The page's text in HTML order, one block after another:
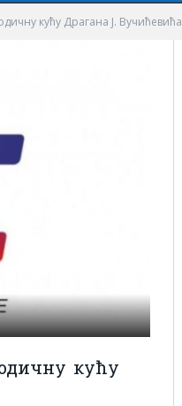
кућу Драгана Ј. Вучићевића
кућу